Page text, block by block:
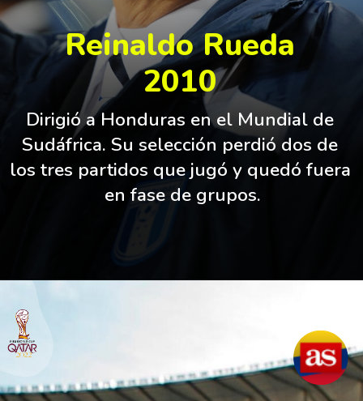
Dirigió a Honduras en el Mundial de
Sudáfrica. Su selección perdió dos de
los tres partidos que jugó y quedó fuera
en fase de grupos.
Reinaldo Rueda
2010